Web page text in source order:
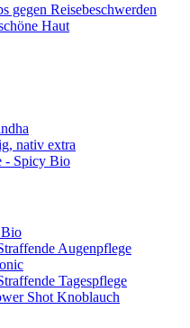
gegen Reisebeschwerden
Haut
nativ extra
- Spicy Bio
Bio
Augenpflege
Tagespflege
Shot Knoblauch